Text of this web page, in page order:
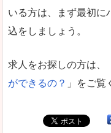
いる方は、まず最初に
込をしましょう。
求人をお探しの方は、
ができるの？ 」をご覧